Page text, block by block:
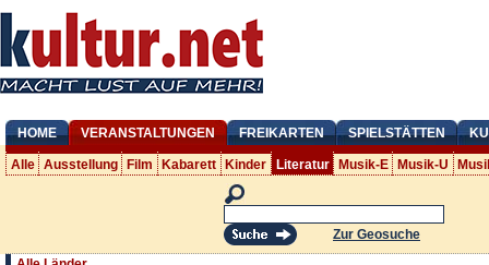
HOME VERANSTALTUNGEN FREIKARTEN SPIELSTÄTTEN
Alle Ausstellung Film Kabarett Kinder Literatur Musik-E Musik-U
Zur Geosuche